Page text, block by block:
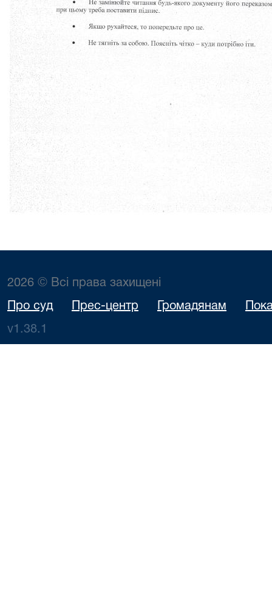
2026 © Всі права захищені
Про суд Прес-центр Громадянам
v1.38.1